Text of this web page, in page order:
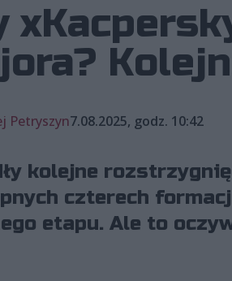
Petryszyn7.08.2025, godz. 10:42
kolejne
czterech
etapu. Ale to